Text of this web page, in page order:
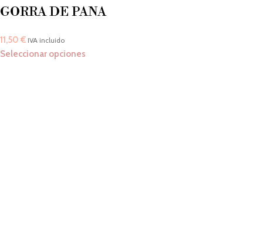
GORRA DE PANA
11,50 € IVA incluido
Seleccionar opciones